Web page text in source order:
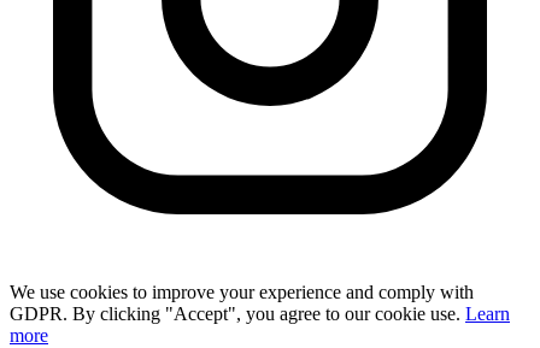
We use cookies to improve your experience and comply with
GDPR. By clicking "Accept", you agree to our cookie use. Learn
more